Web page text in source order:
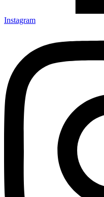
Instagram